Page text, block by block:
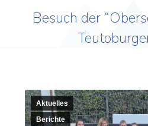
Besuch der
Aktuelles
Berichte